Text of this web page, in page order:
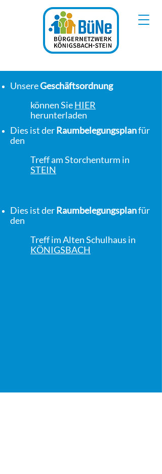
UnsereGeschäftsordnung
können SieHIER
herunterladen
Dies ist derRaumbelegungsplanfür
den
Treff am Storchenturm in
STEIN
Dies ist derRaumbelegungsplanfür
den
Treff im Alten Schulhaus in
KÖNIGSBACH